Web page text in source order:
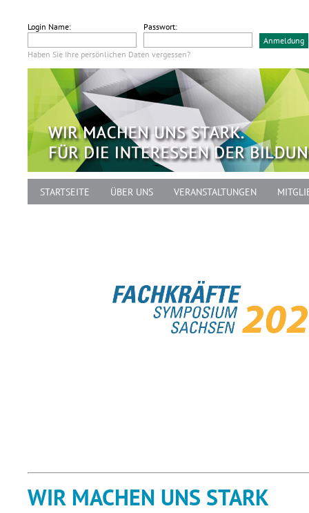
Login Name: Passwort:
Haben Sie Ihre persönlichen Daten vergessen?
STARTSEITE ÜBER UNS VERANSTALTUNGEN
WIR MACHEN UNS STARK